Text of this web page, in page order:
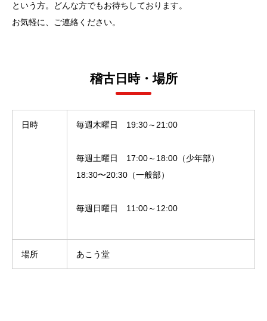
という方。どんな方でもお待ちしております。
お気軽に、ご連絡ください。
稽古日時・場所
日時 毎週木曜日 19:30～21:00
毎週土曜日 17:00～ 18:00（少年部）
18:30〜20:30（一般部）
毎週日曜日 11:00～ 12:00
場所 あこう堂